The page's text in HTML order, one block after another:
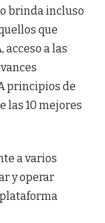
brinda incluso
que
acceso a las
principios de
las 10 mejores
a varios
y operar